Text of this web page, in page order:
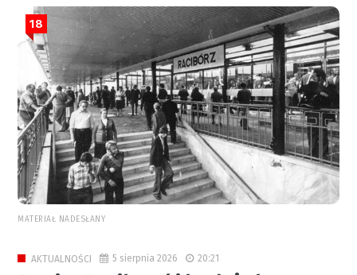
18
MATERIAŁ NADESŁANY
AKTUALNOŚCI 5 sierpnia 2026 20:21